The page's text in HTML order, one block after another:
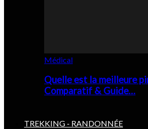
Médical
Quelle est la meilleure
Comparatif & Guide…
TREKKING - RANDONNÉE